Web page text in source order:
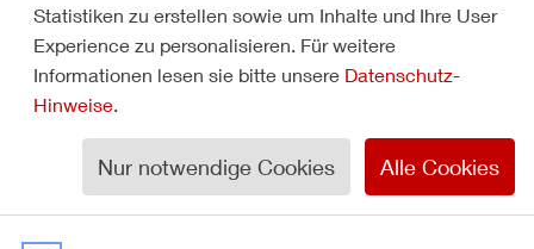
E-Mail Adresse
Statistiken zu erstellen sowie um Inhalte und Ihre User
Experience zu personalisieren. Für weitere
Informationen lesen sie bitte unsere Datenschutz-
Hinweise
Nur notwendige Cookies Alle Cookies